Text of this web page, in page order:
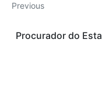
Previous
Procurador do